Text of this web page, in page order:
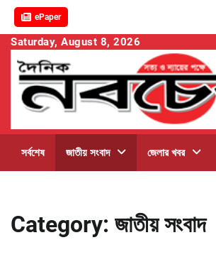
ePaper
Skip
content
Saturday, August 8, 2026
সর্বশেষ জাতীয় সংবাদ জেলার খবর
Category: জাতীয় সংবাদ